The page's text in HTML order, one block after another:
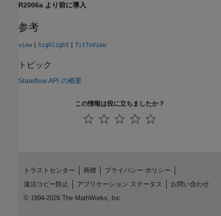
R2006a より前に導入
参考
view | highlight | fitToView
トピック
Stateflow API の概要
この情報は役に立ちましたか？
トラストセンター 商標
プライバシー ポリシー
違法コピー防止
アプリケーション ステータス
お問い合わせ
© 1994-2026 The MathWorks, Inc.